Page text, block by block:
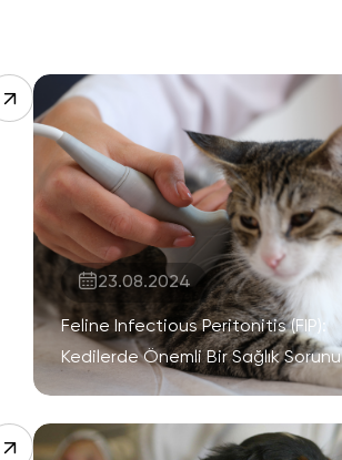
23.08.2024
Feline Infectious Peritonitis (FIP):
Kedilerde Önemli Bir Sağlık Sorunu